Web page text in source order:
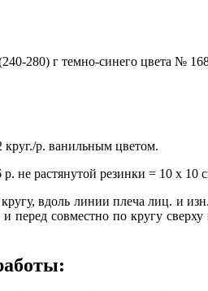
280) г темно-синего цвета №
круг./р. ванильным цветом.
не растянутой резинки = 10 х
вдоль линии плеча лиц. и
перед совместно по кругу